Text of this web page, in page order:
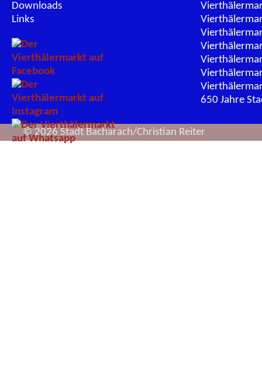
Downloads
Links
650 Jahre
© 2026 Stadt Bacharach/Christian Reiter